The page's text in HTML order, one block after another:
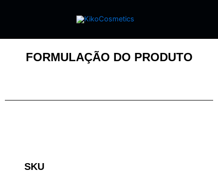
FORMULAÇÃO DO PRODUTO
SKU